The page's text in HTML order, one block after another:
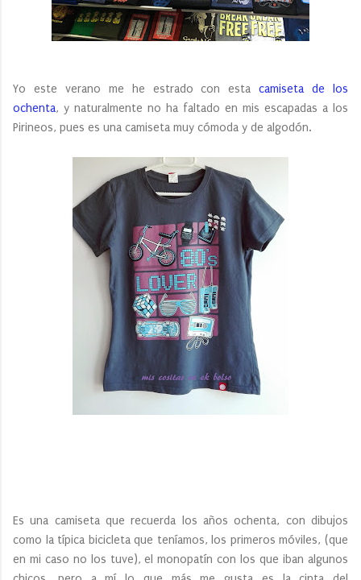
Yo este verano me he estrado con estacamiseta de los
ochenta, y naturalmente no ha faltado en mis escapadas a los
Pirineos, pues es una camiseta muy cómoda y de algodón.
Es una camiseta que recuerda los años ochenta, con dibujos
como la típica bicicleta que teníamos, los primeros móviles, (que
en mi caso no los tuve), el monopatín con los que iban algunos